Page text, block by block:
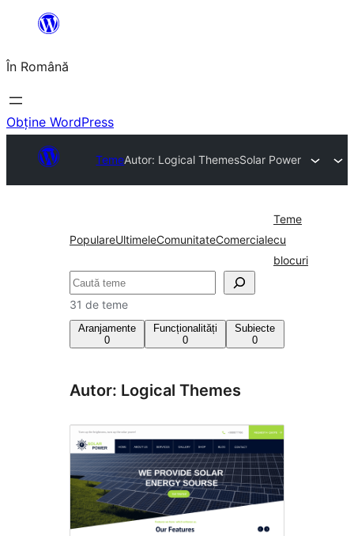
conținut
În Română
Obține WordPress
TemeAutor: Logical ThemesSolar Power
PopulareUltimeleComunitateComerciale
Teme
cu
blocuri
Caută
31 de teme
Aranjamente
0
Funcționalități
0
Subiecte
0
Autor: Logical Themes